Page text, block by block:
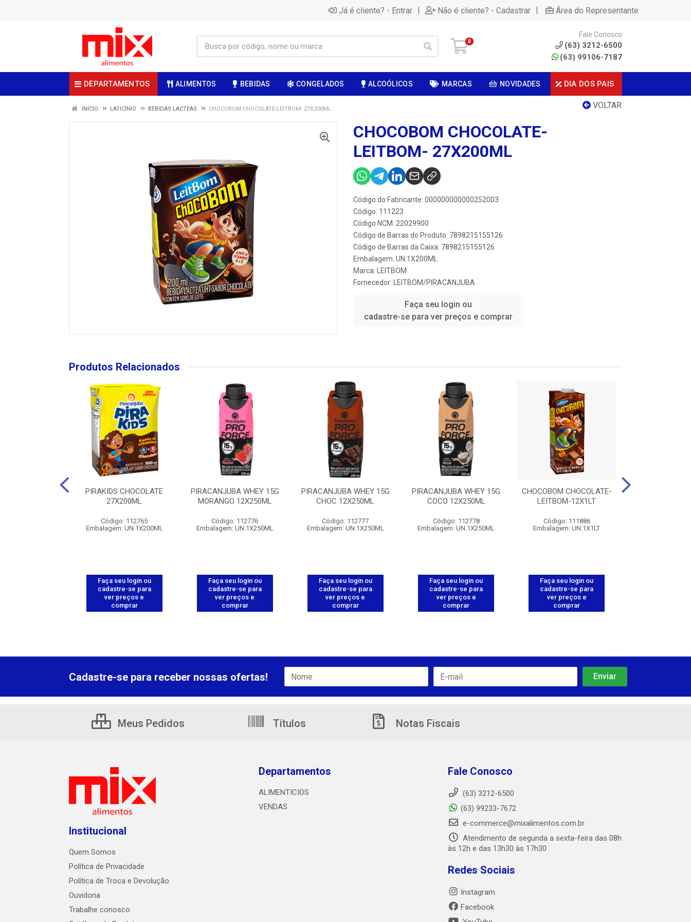
Já é cliente? - Entrar | Não é cliente? - Cadastrar | Área do Representante
0
Fale Conosco
(63) 3212-6500
(63) 99106-7187
DEPARTAMENTOS ALIMENTOS BEBIDAS CONGELADOS ALCOÓLICOS MARCAS NOVIDADES DIA DOS PAIS
VOLTAR
INÍCIO LATICÍNIO BEBIDAS LACTEAS CHOCOBOM CHOCOLATE-LEITBOM- 27X200ML
CHOCOBOM CHOCOLATE-
LEITBOM- 27X200ML
Código do Fabricante: 000000000000252003
Código: 111223
Código NCM: 22029900
Código de Barras do Produto: 7898215155126
Código de Barras da Caixa: 7898215155126
Embalagem: UN.1X200ML
Marca:
LEITBOM
Fornecedor:
LEITBOM/PIRACANJUBA
Faça seu login ou
cadastre-se para ver preços e comprar
Produtos Relacionados
PIRAKIDS CHOCOLATE
27X200ML
Código: 112765
Embalagem: UN.1X200ML
Faça seu login ou
cadastre-se para
ver preços e
comprar
PIRACANJUBA WHEY 15G
MORANGO 12X250ML
Código: 112776
Embalagem: UN.1X250ML
Faça seu login ou
cadastre-se para
ver preços e
comprar
PIRACANJUBA WHEY 15G
CHOC 12X250ML
Código: 112777
Embalagem: UN.1X250ML
Faça seu login ou
cadastre-se para
ver preços e
comprar
PIRACANJUBA WHEY 15G
COCO 12X250ML
Código: 112778
Embalagem: UN.1X250ML
Faça seu login ou
cadastre-se para
ver preços e
comprar
CHOCOBOM CHOCOLATE-
LEITBOM-12X1LT
Código: 111886
Embalagem: UN.1X1LT
Faça seu login ou
cadastre-se para
ver preços e
comprar
Cadastre-se para receber nossas ofertas!
Meus Pedidos Títulos Notas Fiscais
Institucional
Quem Somos
Política de Privacidade
Política de Troca e Devolução
Ouvidoria
Trabalhe conosco
Departamentos
ALIMENTICIOS
VENDAS
Fale Conosco
(63) 3212-6500
(63) 99233-7672
e-commerce@mixalimentos.com.br
Atendimento de segunda a sexta-feira das 08h
às 12h e das 13h30 às 17h30
Redes Sociais
Instagram
Facebook